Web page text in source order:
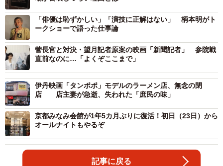
「俳優は恥ずかしい」「演技に正解はない」 柄本明がト
ークショーで語った仕事論
菅長官と対決・望月記者原案の映画「新聞記者」 参院戦
直前なのに…「よくぞここまで」
伊丹映画「タンポポ」モデルのラーメン店、無念の閉
店 店主妻が急逝、失われた「庶民の味」
京都みなみ会館が1年5カ月ぶりに復活！初日（23日）から
オールナイトもやるぞ
記事に戻る